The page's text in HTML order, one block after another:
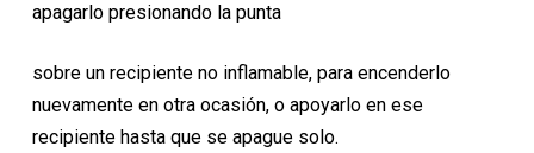
apagarlo presionando la punta
sobre un recipiente no inflamable, para encenderlo
nuevamente en otra ocasión, o apoyarlo en ese
recipiente hasta que se apague solo.